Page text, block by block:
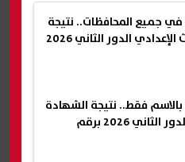
في جميع المحافظات.. نتيجة
الدور الثاني 2026
فقط.. نتيجة الشهادة
الإعدادية الدور الثاني 2026 برقم